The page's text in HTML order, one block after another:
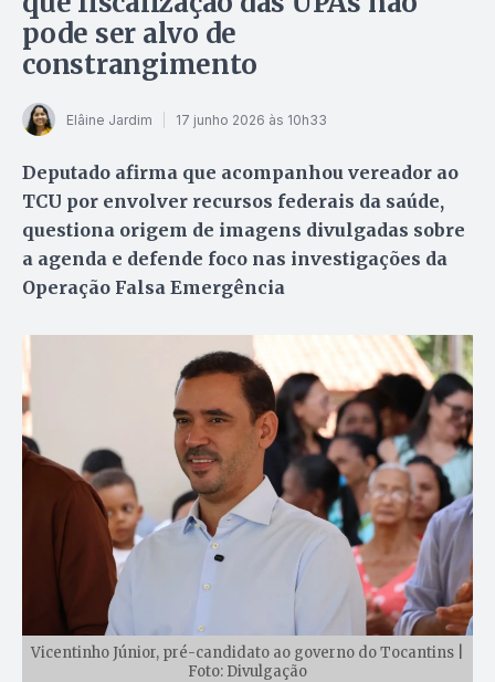
pode ser alvo de
constrangimento
Elâine Jardim 17 junho 2026 às 10h33
Deputado afirma que acompanhou vereador ao
TCU por envolver recursos federais da saúde,
questiona origem de imagens divulgadas sobre
a agenda e defende foco nas investigações da
Operação Falsa Emergência
Vicentinho Júnior, pré-candidato ao governo do Tocantins |
Foto: Divulgação